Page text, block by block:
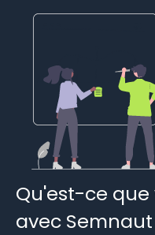
Qu'est-ce que
avec Semnaut